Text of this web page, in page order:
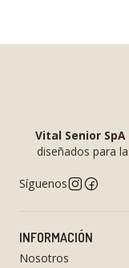
Vital Senior SpA
diseñados para
Síguenos
INFORMACIÓN
Nosotros